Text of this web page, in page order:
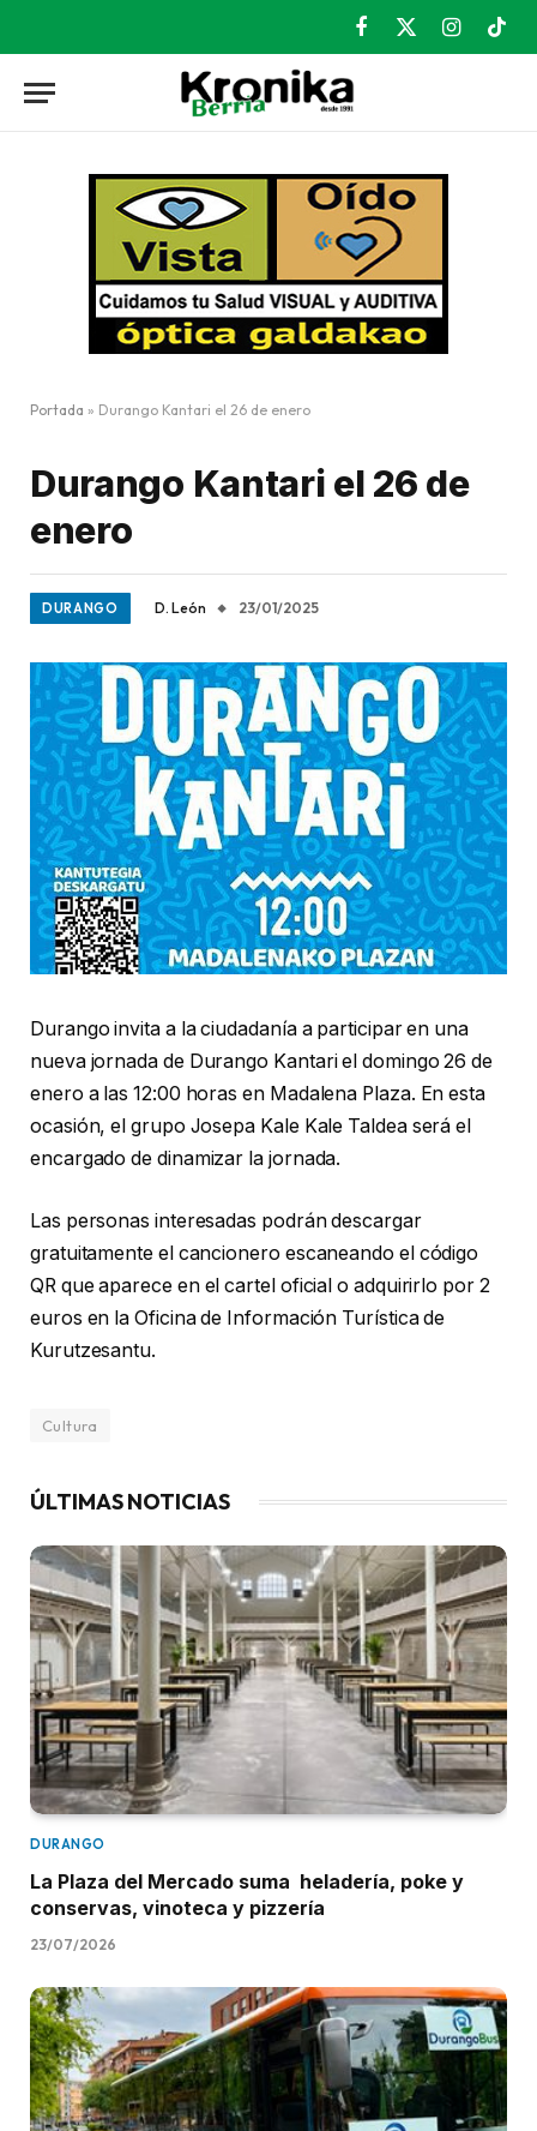
Facebook
X
Instagram
Portada » Durango Kantari el 26 de enero
Durango Kantari el 26 de
enero
DURANGO D. León 23/01/2025
Durango invita a la ciudadanía a participar en una
nueva jornada de Durango Kantari el domingo 26 de
enero a las 12:00 horas en Madalena Plaza. En esta
ocasión, el grupo Josepa Kale Kale Taldea será el
encargado de dinamizar la jornada.
Las personas interesadas podrán descargar
gratuitamente el cancionero escaneando el código
QR que aparece en el cartel oficial o adquirirlo por 2
euros en la Oficina de Información Turística de
Kurutzesantu.
Cultura
ÚLTIMAS NOTICIAS
DURANGO
La Plaza del Mercado suma heladería, poke y
conservas, vinoteca y pizzería
23/07/2026